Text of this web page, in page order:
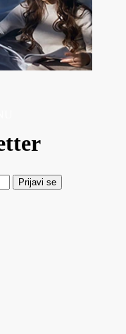
Prijavi se